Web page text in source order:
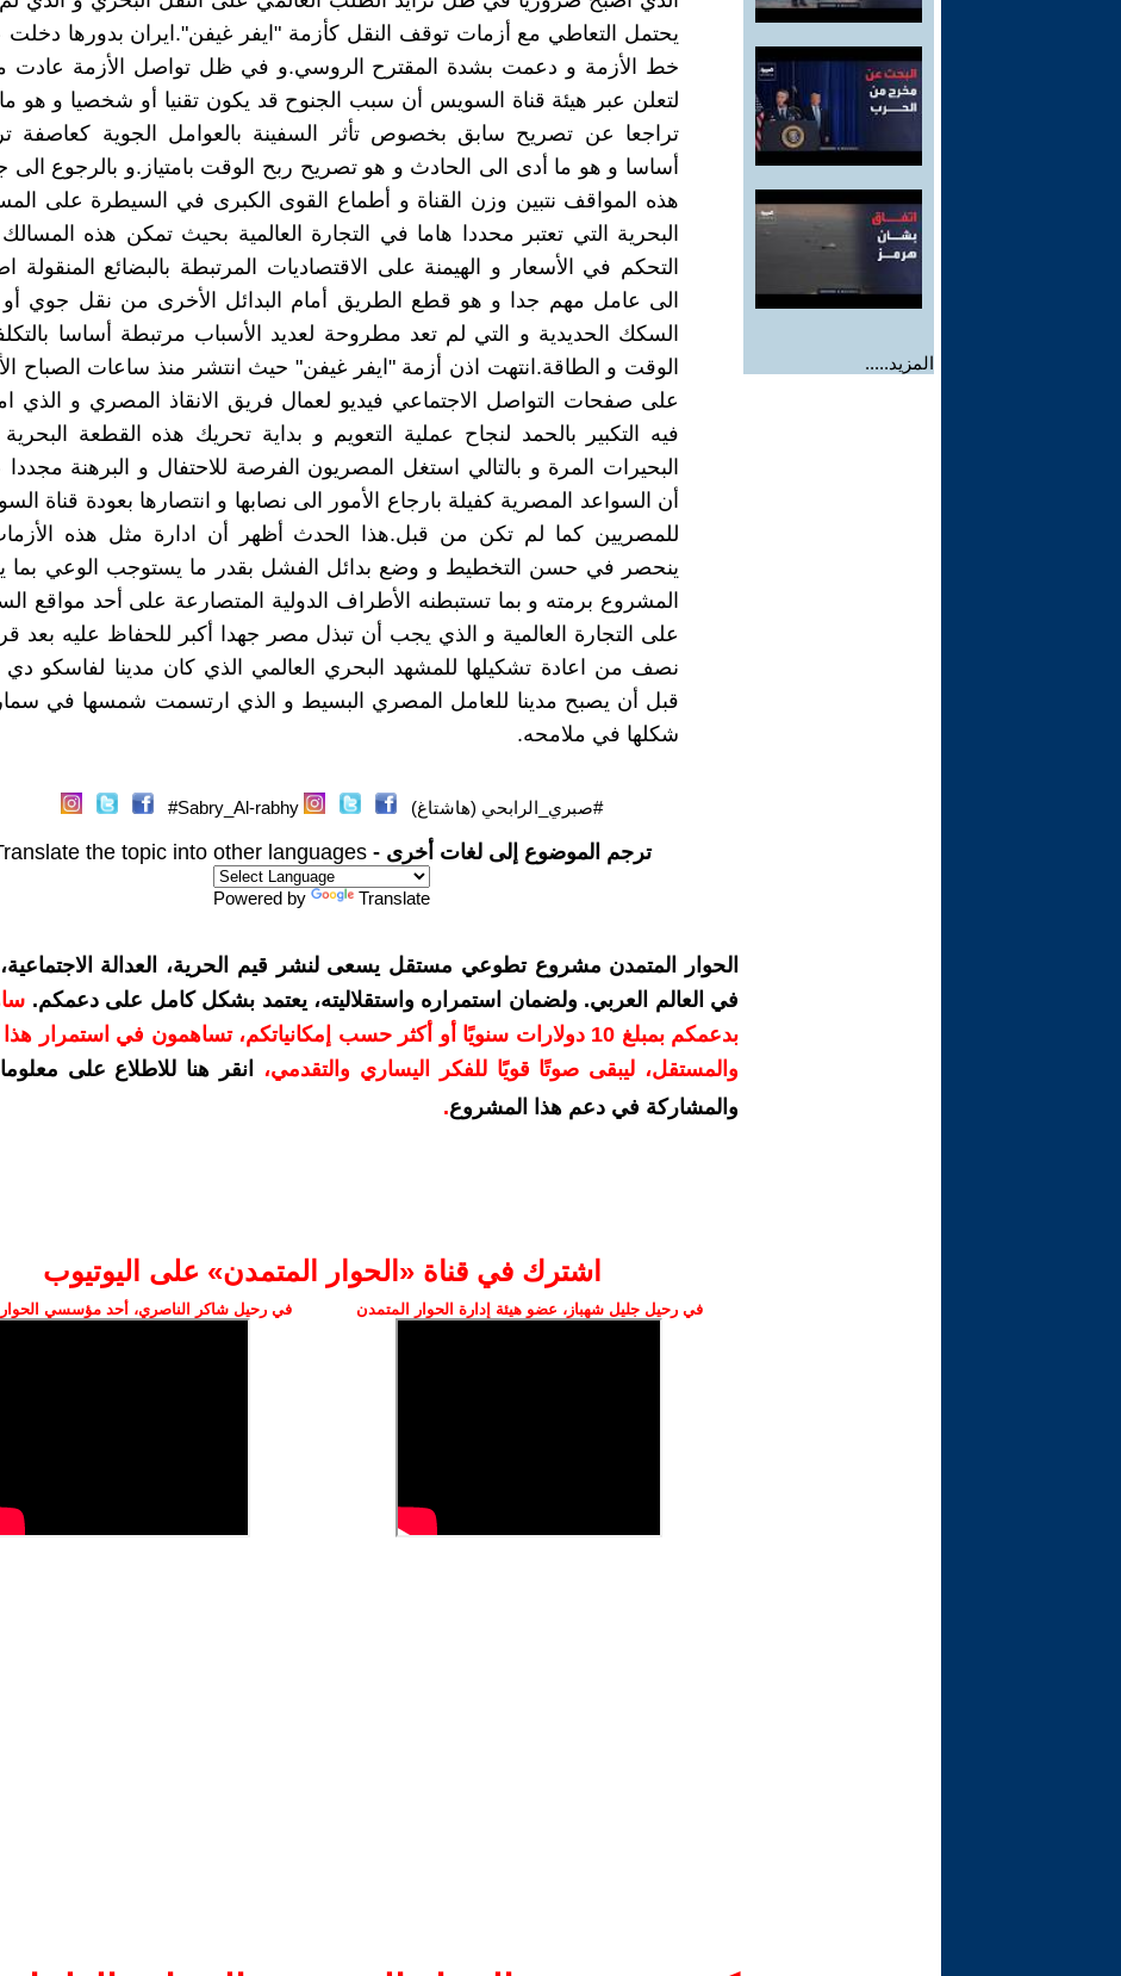
المزيد.....
يحتمل التعاطي مع أزمات توقف النقل كأزمة "ايفر غيفن".ايران بدورها
خط الأزمة و دعمت بشدة المقترح الروسي.و في ظل تواصل الأزمة عادت
لتعلن عبر هيئة قناة السويس أن سبب الجنوح قد يكون تقنيا أو شخصيا و هو
تراجعا عن تصريح سابق بخصوص تأثر السفينة بالعوامل الجوية كعاصفة
أساسا و هو ما أدى الى الحادث و هو تصريح ربح الوقت بامتياز.و بالرجوع الى
هذه المواقف نتبين وزن القناة و أطماع القوى الكبرى في السيطرة على
البحرية التي تعتبر محددا هاما في التجارة العالمية بحيث تمكن هذه
التحكم في الأسعار و الهيمنة على الاقتصاديات المرتبطة بالبضائع المنقولة
الى عامل مهم جدا و هو قطع الطريق أمام البدائل الأخرى من نقل جوي أو
السكك الحديدية و التي لم تعد مطروحة لعديد الأسباب مرتبطة أساسا
الوقت و الطاقة.انتهت اذن أزمة "ايفر غيفن" حيث انتشر منذ ساعات الصباح
على صفحات التواصل الاجتماعي فيديو لعمال فريق الانقاذ المصري و الذي
فيه التكبير بالحمد لنجاح عملية التعويم و بداية تحريك هذه القطعة
البحيرات المرة و بالتالي استغل المصريون الفرصة للاحتفال و البرهنة
أن السواعد المصرية كفيلة بارجاع الأمور الى نصابها و انتصارها بعودة قناة
للمصريين كما لم تكن من قبل.هذا الحدث أظهر أن ادارة مثل هذه
ينحصر في حسن التخطيط و وضع بدائل الفشل بقدر ما يستوجب الوعي بما
المشروع برمته و بما تستبطنه الأطراف الدولية المتصارعة على أحد مواقع
على التجارة العالمية و الذي يجب أن تبذل مصر جهدا أكبر للحفاظ عليه بعد
نصف من اعادة تشكيلها للمشهد البحري العالمي الذي كان مدينا لفاسكو دي
قبل أن يصبح مدينا للعامل المصري البسيط و الذي ارتسمت شمسها في
شكلها في ملامحه.
#صبري_الرابحي (هاشتاغ) Sabry_Al-rabhy#
ترجم الموضوع إلى لغات أخرى - the topic into other languages
Powered by Translate
الحوار المتمدن مشروع تطوعي مستقل يسعى لنشر قيم الحرية، العدالة
في العالم العربي. ولضمان استمراره واستقلاليته، يعتمد بشكل كامل على دعمكم.
بدعمكم بمبلغ 10 دولارات سنويًا أو أكثر حسب إمكانياتكم، تساهمون في استمرار
والمستقل، ليبقى صوتًا قويًا للفكر اليساري والتقدمي،
انقر هنا للاطلاع على
والمشاركة في دعم هذا المشروع.
اشترك في قناة ‫«الحوار المتمدن» على اليوتيوب
في رحيل جليل شهباز، عضو هيئة إدارة الحوار المتمدن في رحيل شاكر الناصري، أحد مؤسسي الحوار